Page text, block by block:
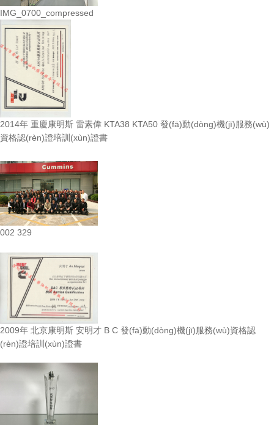
IMG_0700_compressed
2014年 重慶康明斯 雷素偉 KTA38 KTA50 發(fā)動(dòng)機(jī)服務(wù)
資格認(rèn)證培訓(xùn)證書
002 329
2009年 北京康明斯 安明才 B C 發(fā)動(dòng)機(jī)服務(wù)資格認
(rèn)證培訓(xùn)證書